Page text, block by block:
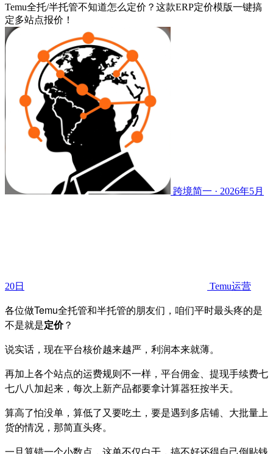
Temu全托/半托管不知道怎么定价？这款ERP定价模版一键搞
定多站点报价！
跨境简一 · 2026年5月
20日 Temu运营
各位做Temu全托管和半托管的朋友们，咱们平时最头疼的是
不是就是定价？
说实话，现在平台核价越来越严，利润本来就薄。
再加上各个站点的运费规则不一样，平台佣金、提现手续费七
七八八加起来，每次上新产品都要拿计算器狂按半天。
算高了怕没单，算低了又要吃土，要是遇到多店铺、大批量上
货的情况，那简直头疼。